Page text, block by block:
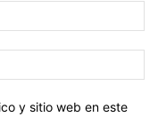
y sitio web en este